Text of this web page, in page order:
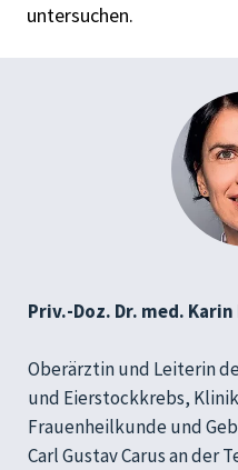
untersuchen.
Priv.-Doz. Dr. med.
Oberärztin und Leiterin
und Eierstockkrebs,
Frauenheilkunde und
Carl Gustav Carus an der